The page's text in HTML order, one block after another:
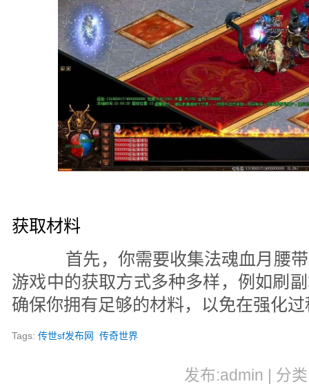
获取材料
首先，你需要收集法魂血月腰带
游戏中的获取方式多种多样，例如刷
确保你拥有足够的材料，以免在强化
Tags:传世sf发布网 传奇世界
发布:admin | 分